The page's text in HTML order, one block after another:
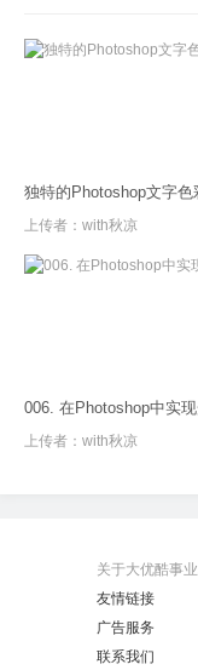
独特的Photoshop文字色
上传者： with秋凉
006. 在Photoshop中实
上传者： with秋凉
关于大优酷事
友情链接
广告服务
联系我们